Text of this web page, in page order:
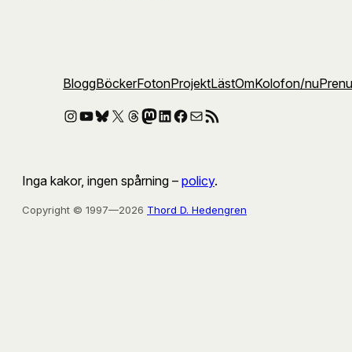
BloggBöckerFotonProjektLästOmKolofon/nu
Instagram
YouTube
Bluesky
X Threads
Mastodon
LinkedIn
Facebook
E-postRSS-flöde
Inga kakor, ingen spårning – policy.
Copyright © 1997—2026 Thord D. Hedengren